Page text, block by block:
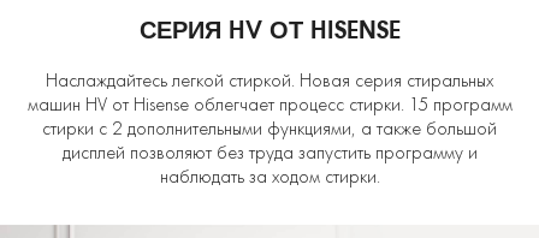
СЕРИЯ HV ОТ HISENSE
Наслаждайтесь легкой стиркой. Новая серия стиральных
машин HV от Hisense облегчает процесс стирки. 15 программ
стирки с 2 дополнительными функциями, а также большой
дисплей позволяют без труда запустить программу и
наблюдать за ходом стирки.